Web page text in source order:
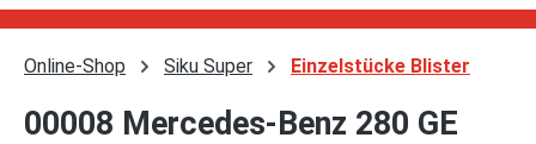
Online-Shop Siku Super Einzelstücke Blister
00008 Mercedes-Benz 280 GE